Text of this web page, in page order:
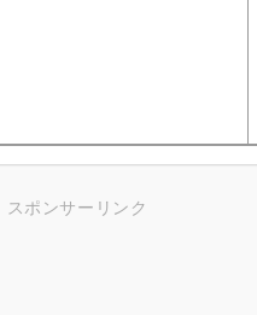
スポンサーリンク